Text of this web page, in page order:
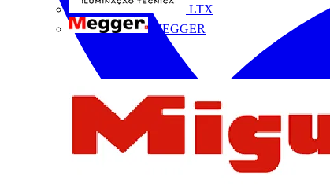
LTX
MEGGER